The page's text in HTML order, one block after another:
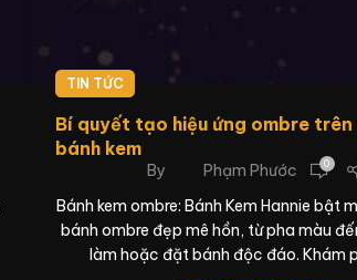
TIN TỨC
Bí quyết tạo hiệu ứng ombre trên
bánh kem
By Phạm Phước 0
Bánh kem ombre: Bánh Kem Hannie bật
bánh ombre đẹp mê hồn, từ pha màu
làm hoặc đặt bánh độc đáo. Khám